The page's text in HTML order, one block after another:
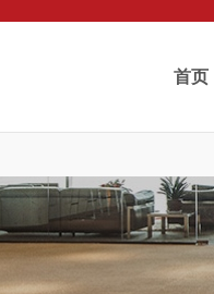
首页